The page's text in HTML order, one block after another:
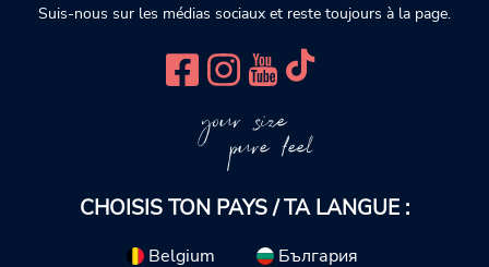
Suis-nous sur les médias sociaux et reste toujours à la page.
your size
pure feel
CHOISIS TON PAYS / TA LANGUE :
Belgium
България